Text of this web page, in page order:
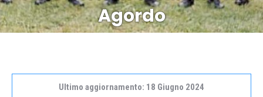
Agordo
Ultimo aggiornamento: 18 Giugno 2024